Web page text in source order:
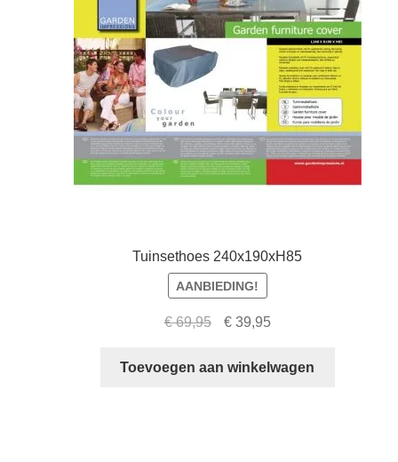
Tuinsethoes 240x190xH85
AANBIEDING!
€69,95
Oorspronkelijke
was:
€39,95Huidige
is:
Toevoegen aan winkelwagen